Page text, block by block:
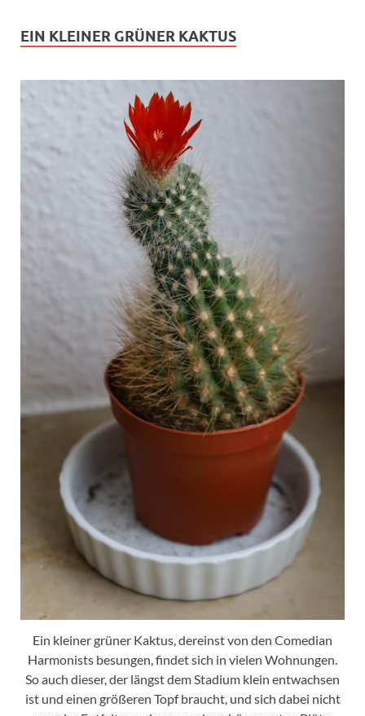
EIN KLEINER GRÜNER KAKTUS
Ein kleiner grüner Kaktus, dereinst von den Comedian
Harmonists besungen, findet sich in vielen Wohnungen.
So auch dieser, der längst dem Stadium klein entwachsen
ist und einen größeren Topf braucht, und sich dabei nicht